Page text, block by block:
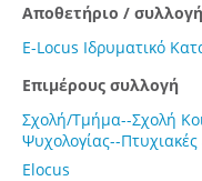
Αποθετήριο / συλλογή
E-Locus Ιδρυματικό
Επιμέρους συλλογή
Σχολή/Τμήμα--Σχολή
Ψυχολογίας--Πτυχιακές
Elocus